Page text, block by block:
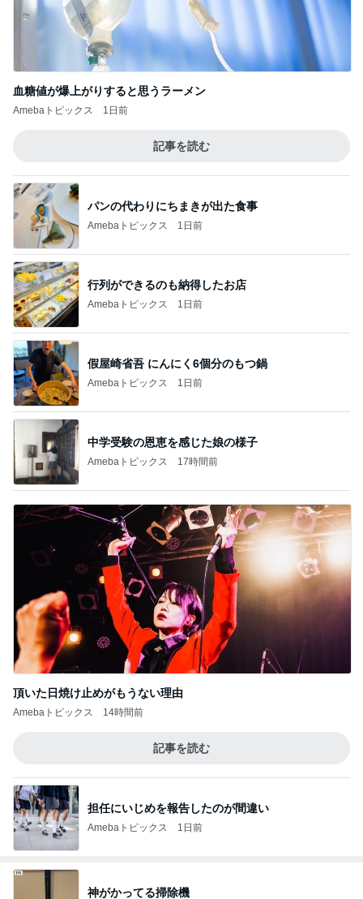
血糖値が爆上がりすると思うラーメン
Amebaトピックス 1日前
記事を読む
パンの代わりにちまきが出た食事
Amebaトピックス 1日前
行列ができるのも納得したお店
Amebaトピックス 1日前
假屋崎省吾 にんにく6個分のもつ鍋
Amebaトピックス 1日前
中学受験の恩恵を感じた娘の様子
Amebaトピックス 17時間前
頂いた日焼け止めがもうない理由
Amebaトピックス 14時間前
記事を読む
担任にいじめを報告したのが間違い
Amebaトピックス 1日前
神がかってる掃除機